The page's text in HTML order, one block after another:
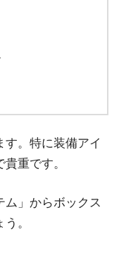
す。特に装備アイ
重です。
ム」からボックス
。